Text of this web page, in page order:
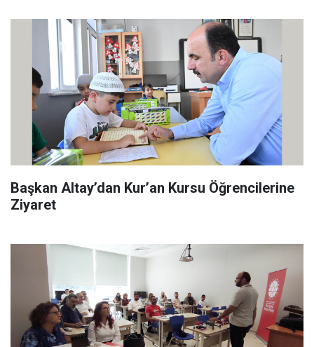
Başkan Altay’dan Kur’an Kursu Öğrencilerine
Ziyaret